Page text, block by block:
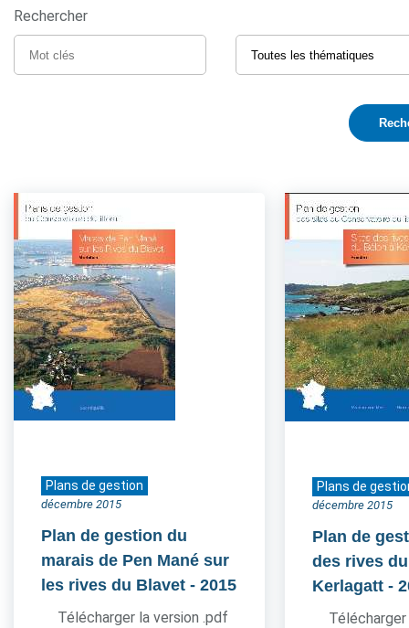
Rechercher
Plans de gestion
décembre 2015
Plan de gestion du
marais de Pen Mané sur
les rives du Blavet - 2015
Télécharger la version .pdf
Plans de
décembre 2015
Plan de
des rives
Kerlagatt -